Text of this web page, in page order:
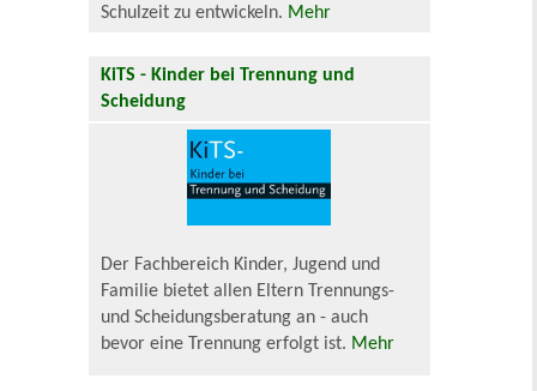
Schulzeit zu entwickeln. Mehr
KiTS - Kinder bei Trennung und
Scheidung
Der Fachbereich Kinder, Jugend und
Familie bietet allen Eltern Trennungs-
und Scheidungsberatung an - auch
bevor eine Trennung erfolgt ist. Mehr